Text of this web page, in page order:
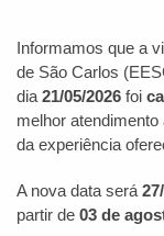
Informamos que a
de São Carlos
dia 21/05/2026 foi
melhor
da experiência
A nova data será
partir de 03 de